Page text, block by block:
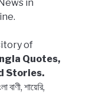
in
of
Quotes,
Stories.
বাণী, শায়েরি,